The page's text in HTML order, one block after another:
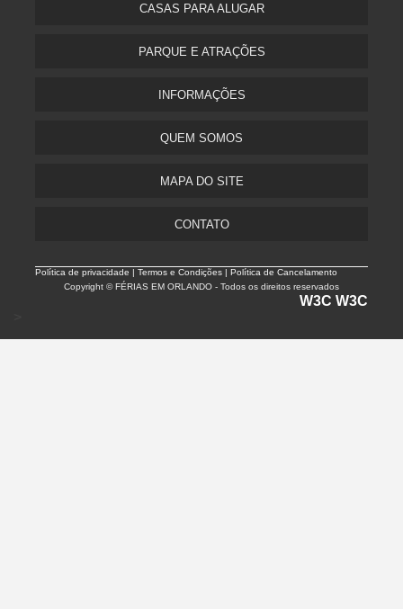
CASAS PARA ALUGAR
PARQUE E ATRAÇÕES
INFORMAÇÕES
QUEM SOMOS
MAPA DO SITE
CONTATO
Política de privacidade |Termos e Condições | Política de Cancelamento
Copyright © FÉRIAS EM ORLANDO - Todos os direitos reservados
W3C W3C